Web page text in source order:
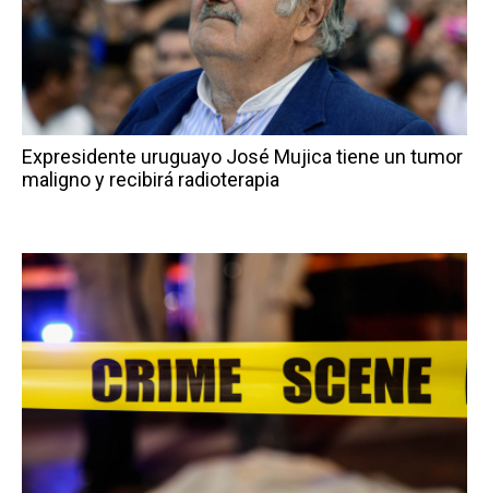
Expresidente uruguayo José Mujica tiene un tumor
maligno y recibirá radioterapia